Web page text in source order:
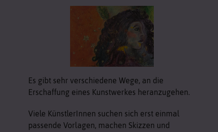
Es gibt sehr verschiedene Wege, an die
Erschaffung eines Kunstwerkes heranzugehen.
Viele KünstlerInnen suchen sich erst einmal
passende Vorlagen, machen Skizzen und